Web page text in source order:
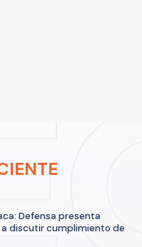
Defensa presenta
discutir cumplimiento de